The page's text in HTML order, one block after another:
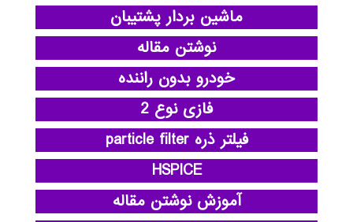
ماشین بردار پشتیبان
نوشتن مقاله
خودرو بدون راننده
فازی نوع 2
فیلتر ذره particle filter
HSPICE
آموزش نوشتن مقاله